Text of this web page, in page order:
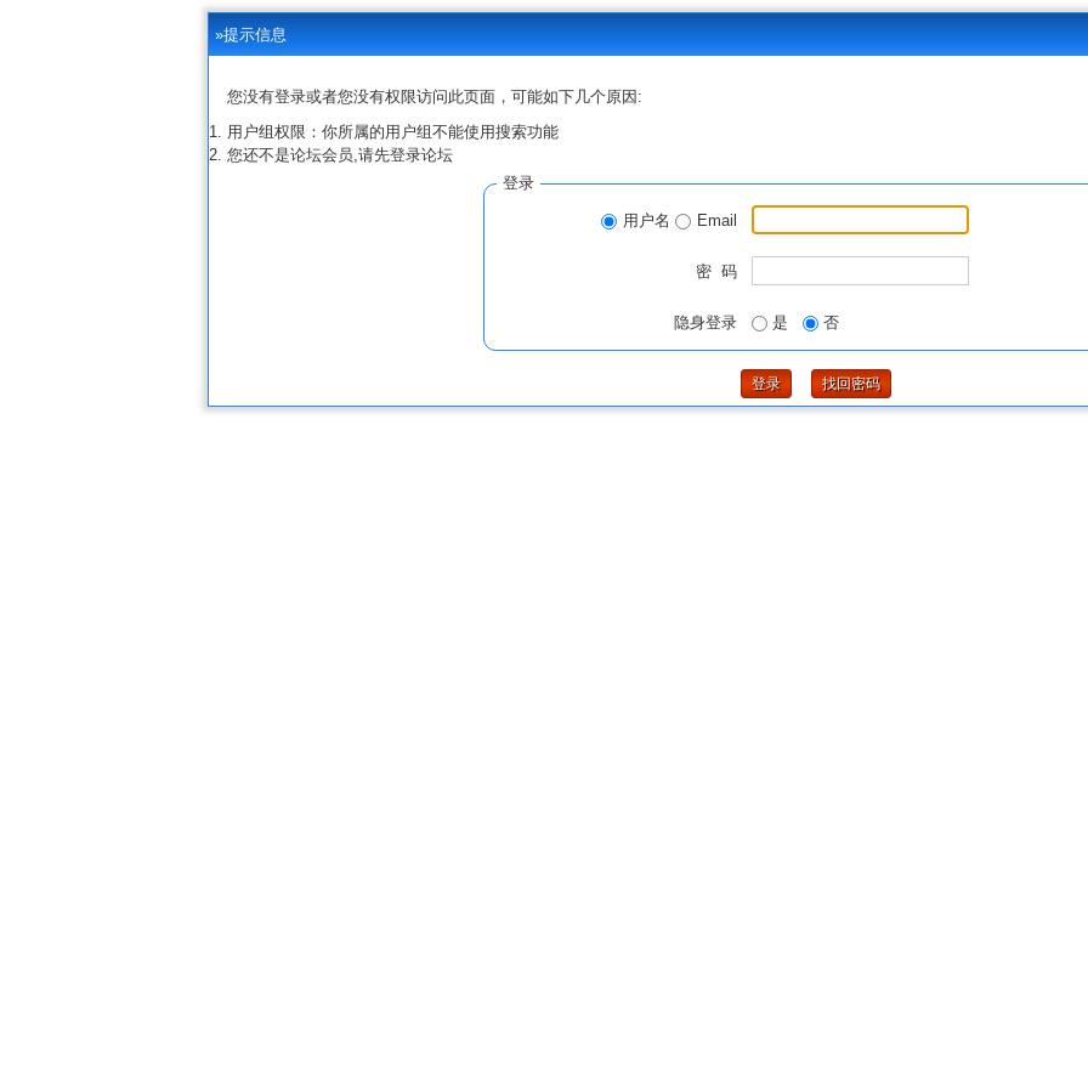
»提示信息
您没有登录或者您没有权限访问此页面，可能如下几个原因:
用户组权限：你所属的用户组不能使用搜索功能
您还不是论坛会员,请先登录论坛
登录
用户名 Email
密 码
隐身登录 是 否